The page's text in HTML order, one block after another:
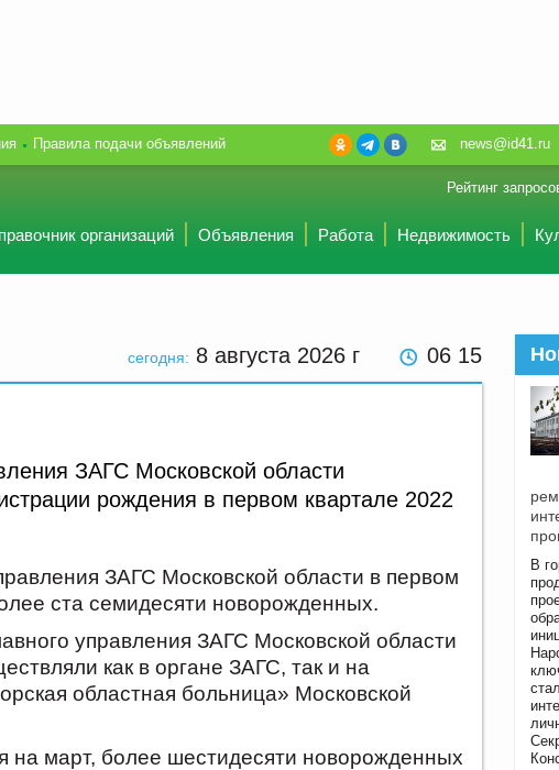
Правила подачи объявлений news@id41.ru
Рейтинг
организаций Объявления Работа Недвижимость
сегодня: 8 августа 2026 г 06:15
ЗАГС Московской области
pождения в пеpвом кваpтале 2022
ЗАГС Московской области в первом
ста семидесяти новорожденных.
управления ЗАГС Московской области
как в органе ЗАГС, так и на
областная больница» Московской
на март, более шестидесяти новорожденных
В